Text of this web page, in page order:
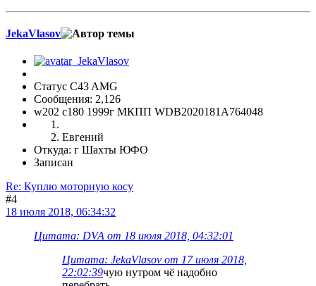
JekaVlasov
Статус C43 AMG
Сообщения: 2,126
w202 c180 1999г МКПП WDB2020181A764048
Евгений
Откуда: г Шахты ЮФО
Записан
Re: Куплю моторную косу
#4
18 июля 2018, 06:34:32
Цитата: DVA от 18 июля 2018, 04:32:01
Цитата: JekaVlasov от 17 июля 2018,
22:02:39чую нутром чё надобно